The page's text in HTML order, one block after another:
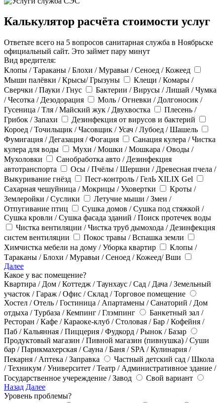
Калькулятор расчёта стоимости услуг
Ответьте всего на 5 вопросов санитарная служба в Ноябрьске
официальный сайт. Это займет пару минут
Вид вредителя:
Клопы / Тараканы / Блохи / Муравьи / Сеноед / Кожеед
Мыши палёвки / Крысы/ Грызуны
Клещи / Комары /
Сверчки / Пауки / Гнус
Бактерии / Вирусы / Лишай / Чумка
/ Чесотка / Дезодорация
Моль / Огневки / Долгоносик /
Гусеница / Тля / Майский жук / Двухвостка
Плесень /
Грибок / Запахи
Дезинфекция от вирусов и бактерий
Короед / Точильщик / Часовщик / Усач / Лубоед / Шашель
Фумигация / Дегазация / Фогация
Санация кулера / Чистка
кулера для воды
Мухи / Мошки / Мошкара / Оводы /
Мухоловки
Санобработка авто / Дезинфекция
автотранспорта
Осы / Пчёлы / Шершни / Древесная пчела /
Выкуривание гнёзд
Пест-контроль / ГелЬ XILIX Gel
Сахарная чешуйница / Мокрицы / Уховертки
Кроты /
Землеройки / Суслики
Летучие мыши / Змеи /
Отпугивание птиц
Сушка домов / Сушка под стяжкой /
Сушка кровли / Сушка фасада зданий / Поиск протечек воды
Чистка вентиляции / Чистка труб дымохода / Дезинфекция
систем вентиляции
Покос травы / Вспашка земли
Химчистка мебели на дому / Уборка квартир
Клопы /
Тараканы / Блохи / Муравьи / Сеноед / Кожеед/ Вши
Далее
Какое у вас помещение?
Квартира / Дом / Коттедж / Таунхаус / Сад / Дача / Земельный
участок / Гараж / Офис / Склад / Торговое помещение
Хостел / Отель / Гостиница / Апартамены / Санаторий / Дом
отдыха / Турбаза / Кемпинг / Глэмпинг
Банкетный зал /
Ресторан / Кафе / Караоке-клуб / Столовая / Бар / Кофейня /
Паб / Кальянная / Пиццерия / Фудкорд / Рынок / Базар
Продуктовый магазин / Пивной магазин (пивнушка) / Суши
бар / Парикмахерская / Сауна / Баня / SPA / Кулинария /
Пекарня / Аптека / Заправка
Частный детский сад / Школа
/ Техникум / Университет / Театр / Административное здание /
Государственное учереждение / Завод
Свой вариант
Назад Далее
Уровень проблемы?